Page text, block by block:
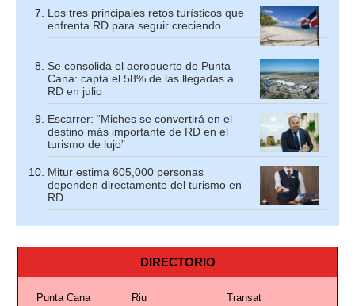
Los tres principales retos turísticos que
enfrenta RD para seguir creciendo
Se consolida el aeropuerto de Punta
Cana: capta el 58% de las llegadas a
RD en julio
Escarrer: “Miches se convertirá en el
destino más importante de RD en el
turismo de lujo”
Mitur estima 605,000 personas
dependen directamente del turismo en
RD
DIRECTORIO
Punta Cana Riu
Transat